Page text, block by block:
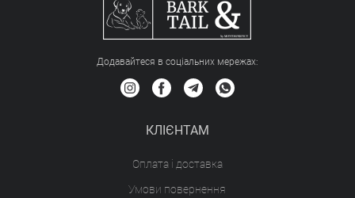
Додавайтеся в соціальних мережах:
КЛІЄНТАМ
Оплата і доставка
Умови повернення